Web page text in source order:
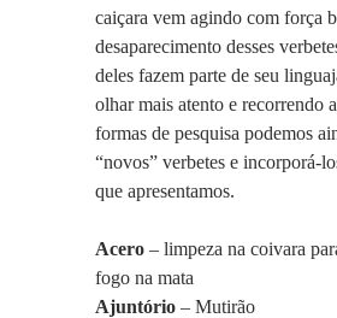
caiçara vem agindo com força
desaparecimento desses
deles fazem parte de seu
olhar mais atento e recorrendo
formas de pesquisa podemos
“novos” verbetes e incorporá-
que apresentamos.
Acero – limpeza na coivara
fogo na mata
Ajuntório – Mutirão